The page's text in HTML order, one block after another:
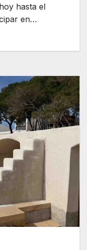
hasta el
en…